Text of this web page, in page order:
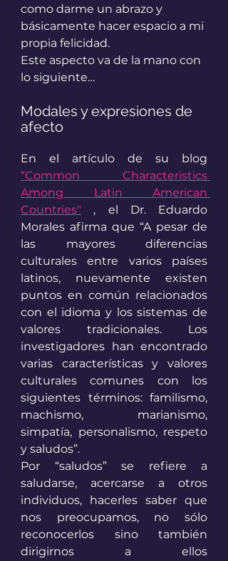
como darme un abrazo y
básicamente hacer espacio a mi
propia felicidad.
Este aspecto va de la mano con
lo siguiente…
Modales y expresiones de
afecto
“Common Characteristics
Among Latin American
Countries" , el Dr. Eduardo
Morales afirma que “A pesar de
las mayores diferencias
culturales entre varios países
latinos, nuevamente existen
puntos en común relacionados
con el idioma y los sistemas de
valores tradicionales. Los
investigadores han encontrado
varias características y valores
culturales comunes con los
siguientes términos: familismo,
machismo, marianismo,
simpatía, personalismo, respeto
y saludos”.
Por “saludos” se refiere a
saludarse, acercarse a otros
individuos, hacerles saber que
nos preocupamos, no sólo
reconocerlos sino también
dirigirnos a ellos